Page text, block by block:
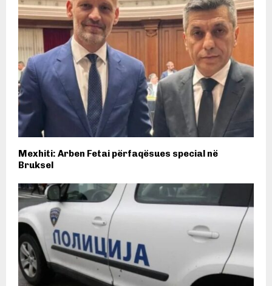
Mexhiti: Arben Fetai përfaqësues special në
Bruksel